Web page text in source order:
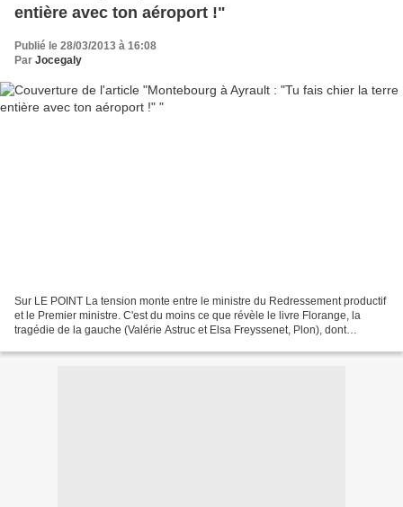
entière avec ton aéroport !"
Publié le 28/03/2013 à 16:08
Par Jocegaly
Sur LE POINT La tension monte entre le ministre du Redressement productif
et le Premier ministre. C'est du moins ce que révèle le livre Florange, la
tragédie de la gauche (Valérie Astruc et Elsa Freyssenet, Plon), dont